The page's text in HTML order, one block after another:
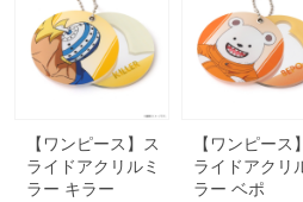
【ワンピース】ス
ライドアクリルミ
ラー キラー
【ワンピース
ライドアクリ
ラー ベポ